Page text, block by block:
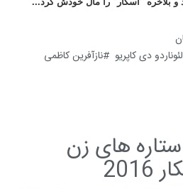
لئوناردو دی کاپریو
نازآفرین کاظمی
های زن